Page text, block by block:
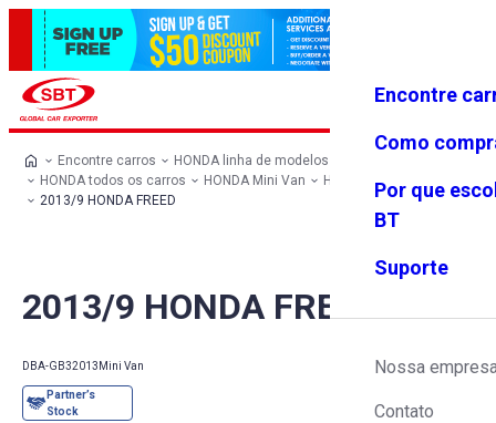
Favoritos Menu
Encontre
Como
Por que
BT
Suporte
Nossa
Contato
Encontre carros
HONDA linha de modelos
HONDA todos os carros
HONDA Mini Van
HONDA FREED
2013/9 HONDA FREED
2013/9 HONDA FREED
DBA-GB32013 Mini Van